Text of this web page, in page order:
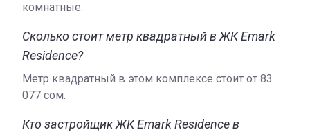
комнатные.
Сколько стоит метр квадратный в ЖК Emark
Residence?
Метр квадратный в этом комплексе стоит от ‍83
077 сом.
Кто застройщик ЖК Emark Residence в